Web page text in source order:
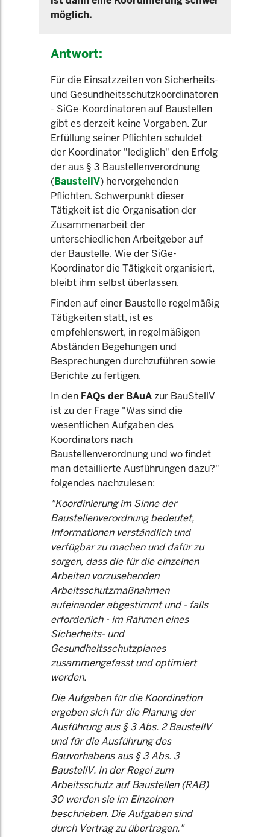
möglich.
Antwort:
Für die Einsatzzeiten von Sicherheits-
und Gesundheitsschutzkoordinatoren
- SiGe-Koordinatoren auf Baustellen
gibt es derzeit keine Vorgaben. Zur
Erfüllung seiner Pflichten schuldet
der Koordinator "lediglich" den Erfolg
der aus § 3 Baustellenverordnung
(BaustellV) hervorgehenden
Pflichten. Schwerpunkt dieser
Tätigkeit ist die Organisation der
Zusammenarbeit der
unterschiedlichen Arbeitgeber auf
der Baustelle. Wie der SiGe-
Koordinator die Tätigkeit organisiert,
bleibt ihm selbst überlassen.
Finden auf einer Baustelle regelmäßig
Tätigkeiten statt, ist es
empfehlenswert, in regelmäßigen
Abständen Begehungen und
Besprechungen durchzuführen sowie
Berichte zu fertigen.
In den FAQs der BAuAzur BauStellV
ist zu der Frage "Was sind die
wesentlichen Aufgaben des
Koordinators nach
Baustellenverordnung und wo findet
man detaillierte Ausführungen dazu?"
folgendes nachzulesen:
"Koordinierung im Sinne der
Baustellenverordnung bedeutet,
Informationen verständlich und
verfügbar zu machen und dafür zu
sorgen, dass die für die einzelnen
Arbeiten vorzusehenden
Arbeitsschutzmaßnahmen
aufeinander abgestimmt und - falls
erforderlich - im Rahmen eines
Sicherheits- und
Gesundheitsschutzplanes
zusammengefasst und optimiert
werden.
Die Aufgaben für die Koordination
ergeben sich für die Planung der
Ausführung aus § 3 Abs. 2 BaustellV
und für die Ausführung des
Bauvorhabens aus § 3 Abs. 3
BaustellV. In der Regel zum
Arbeitsschutz auf Baustellen (RAB)
30 werden sie im Einzelnen
beschrieben. Die Aufgaben sind
durch Vertrag zu übertragen."